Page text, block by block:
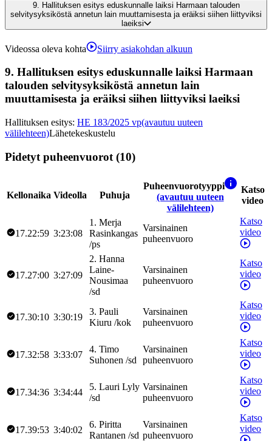
9. Hallituksen esitys eduskunnalle laiksi Harmaan talouden
selvitysyksiköstä annetun lain muuttamisesta ja eräiksi siihen liittyviksi
laeiksi
Videossa oleva kohta Siirry asiakohdan alkuun
9. Hallituksen esitys eduskunnalle laiksi Harmaan
talouden selvitysyksiköstä annetun lain
muuttamisesta ja eräiksi siihen liittyviksi laeiksi
Hallituksen esitys: HE 183/2025 vp(avautuu uuteen
välilehteen)Lähetekeskustelu
Pidetyt puheenvuorot (10)
Kellonaika Videolla Puhuja
Puheenvuorotyyppi
(avautuu uuteen
välilehteen)
Katso
video
17.22:59 3:23:08
1 . Merja
Rasinkangas
/ps
Varsinainen
puheenvuoro
Katso
video
17.27:00 3:27:09
2. Hanna
Laine-
Nousimaa
/sd
Varsinainen
puheenvuoro
Katso
video
17.30:10 3:30:19
3. Pauli
Kiuru /kok
Varsinainen
puheenvuoro
Katso
video
17.32:58 3:33:07
4. Timo
Suhonen /sd
Varsinainen
puheenvuoro
Katso
video
17.34:36 3:34:44
5. Lauri Lyly
/sd
Varsinainen
puheenvuoro
Katso
video
17.39:53 3:40:02
6. Piritta
Rantanen /sd
Varsinainen
puheenvuoro
Katso
video